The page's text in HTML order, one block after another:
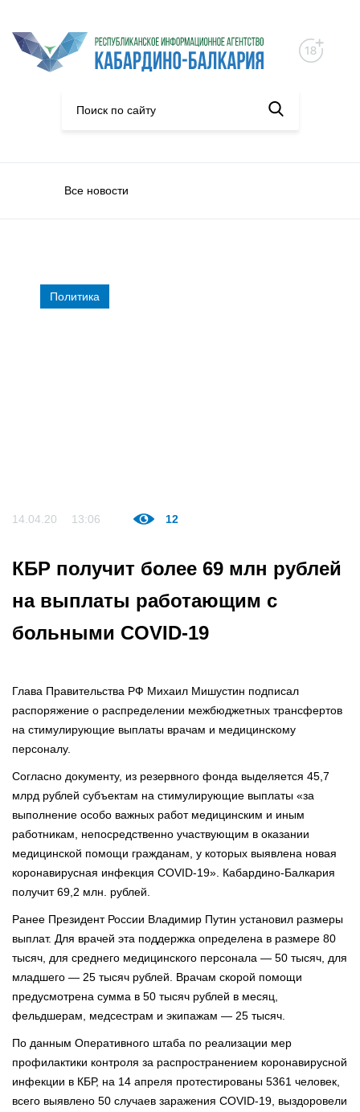
Все новости
Политика
14.04.20 13:06 12
КБР получит более 69 млн рублей
на выплаты работающим с
больными COVID-19
Глава Правительства РФ Михаил Мишустин подписал
распоряжение о распределении межбюджетных трансфертов
на стимулирующие выплаты врачам и медицинскому
персоналу.
Согласно документу, из резервного фонда выделяется 45,7
млрд рублей субъектам на стимулирующие выплаты «за
выполнение особо важных работ медицинским и иным
работникам, непосредственно участвующим в оказании
медицинской помощи гражданам, у которых выявлена новая
коронавирусная инфекция COVID-19». Кабардино-Балкария
получит 69,2 млн. рублей.
Ранее Президент России Владимир Путин установил размеры
выплат. Для врачей эта поддержка определена в размере 80
тысяч, для среднего медицинского персонала — 50 тысяч, для
младшего — 25 тысяч рублей. Врачам скорой помощи
предусмотрена сумма в 50 тысяч рублей в месяц,
фельдшерам, медсестрам и экипажам — 25 тысяч.
По данным Оперативного штаба по реализации мер
профилактики контроля за распространением коронавирусной
инфекции в КБР, на 14 апреля протестированы 5361 человек,
всего выявлено 50 случаев заражения COVID-19, выздоровели